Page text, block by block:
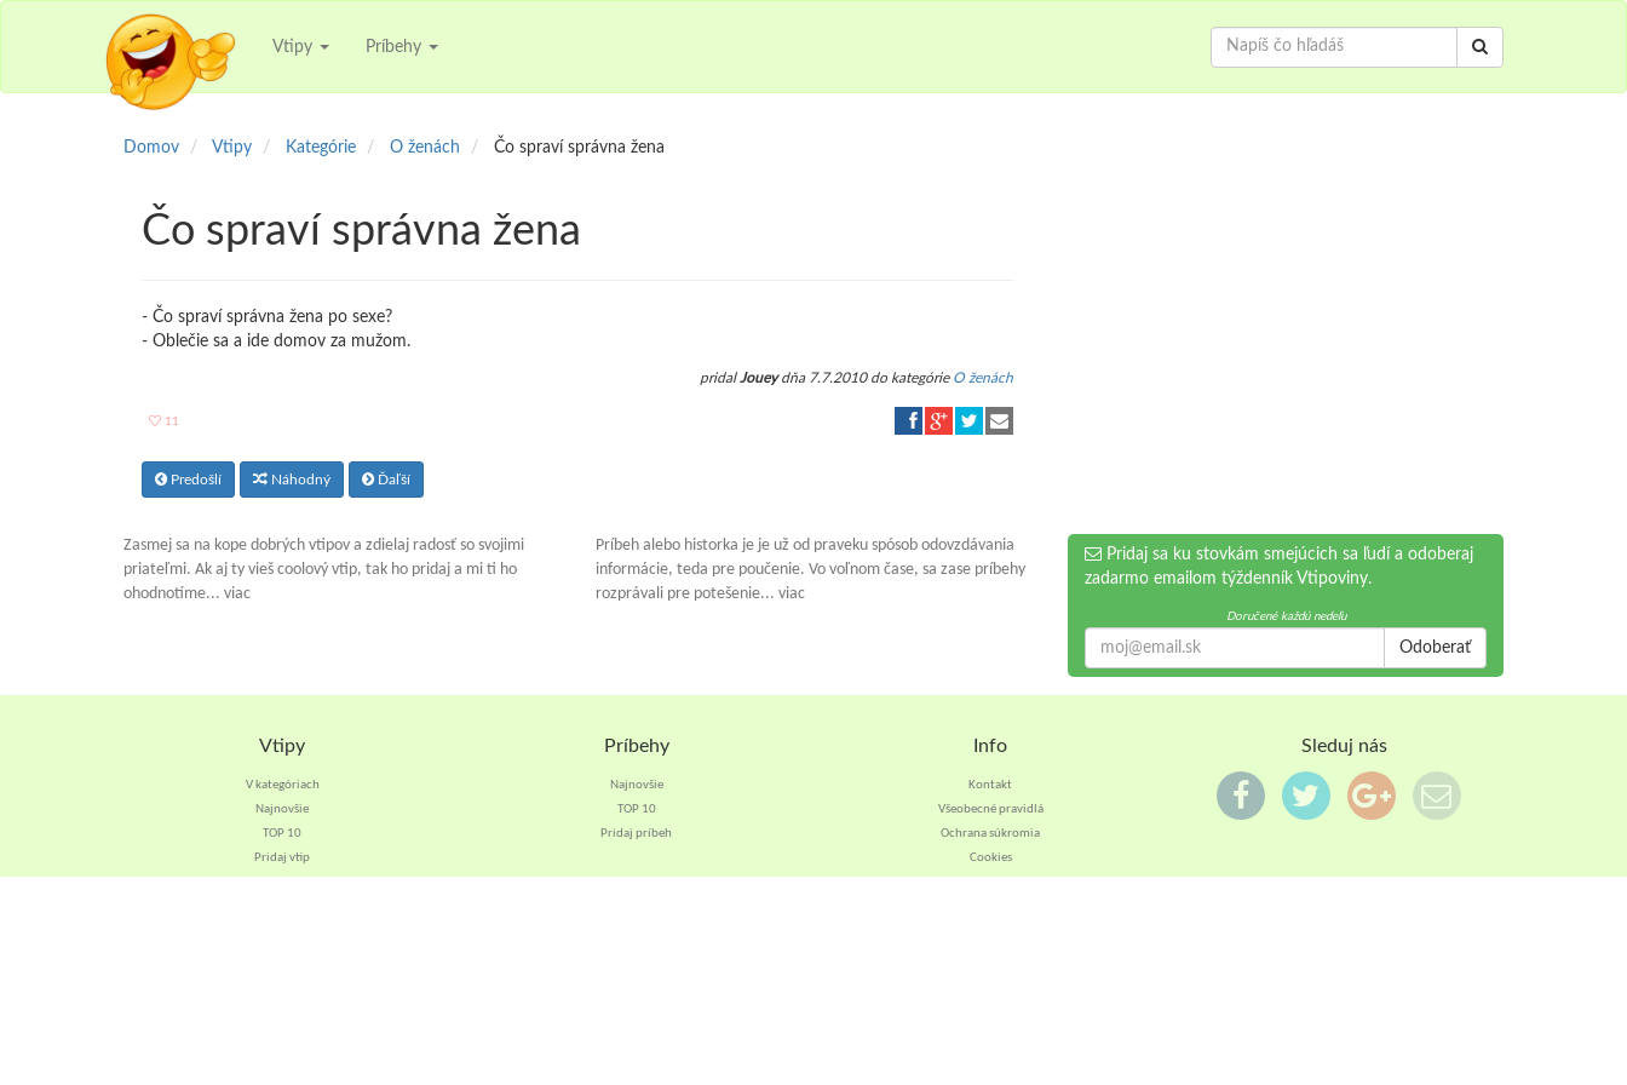
Vtipy Príbehy
Domov Vtipy Kategórie O ženách Čo spraví správna žena
Čo spraví správna žena
- Čo spraví správna žena po sexe?
- Oblečie sa a ide domov za mužom.
pridalJoueydňa 7.7.2010 do kategórie O ženách
11
Predošlí Náhodný Ďaľší
Zasmej sa na kope dobrých vtipov a zdielaj radosť so svojimi
priateľmi. Ak aj ty vieš coolový vtip, tak ho pridaj a mi ti ho
ohodnotíme... viac
Príbeh alebo historka je je už od praveku spósob odovzdávania
informácie, teda pre poučenie. Vo voľnom čase, sa zase príbehy
rozprávali pre potešenie... viac
Pridaj sa ku stovkám smejúcich sa ľudí a odoberaj
zadarmo emailom týždenník Vtipoviny.
Doručené každú nedeľu
Odoberať
Vtipy
V kategóriach
Najnovšie
TOP 10
Pridaj vtip
Príbehy
Najnovšie
TOP 10
Pridaj príbeh
Info
Kontakt
Všeobecné pravidlá
Ochrana súkromia
Cookies
Sleduj nás